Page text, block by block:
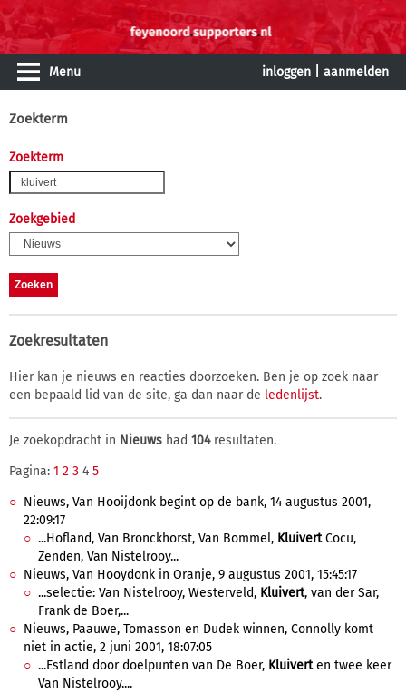
Menu inloggen aanmelden
Zoekterm
Zoekterm
Zoekgebied
Zoekresultaten
Hier kan je nieuws en reacties doorzoeken. Ben je op zoek naar
een bepaald lid van de site, ga dan naar de ledenlijst.
Je zoekopdracht in Nieuws had 104resultaten.
Pagina: 1 2 3 4 5
Nieuws, Van Hooijdonk begint op de bank, 14 augustus 2001,
22:09:17
...Hofland, Van Bronckhorst, Van Bommel, KluivertCocu,
Zenden, Van Nistelrooy...
Nieuws, Van Hooydonk in Oranje, 9 augustus 2001, 15:45:17
...selectie: Van Nistelrooy, Westerveld, Kluivert, van der Sar,
Frank de Boer,...
Nieuws, Paauwe, Tomasson en Dudek winnen, Connolly komt
niet in actie, 2 juni 2001, 18:07:05
...Estland door doelpunten van De Boer, Kluiverten twee keer
Van Nistelrooy....